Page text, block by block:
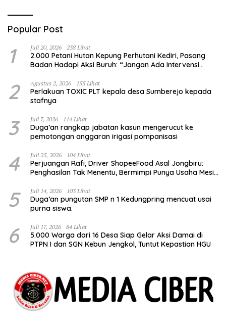
Popular Post
1 Juli 20, 2026 238 Lihat
2.000 Petani Hutan Kepung Perhutani Kediri, Pasang
Badan Hadapi Aksi Buruh: “Jangan Ada Intervensi
2 Agustus 2, 2026 155 Lihat
Perlakuan TOXIC PLT kepala desa Sumberejo kepada
stafnya
3 Juli 7, 2026 114 Lihat
Duga’an rangkap jabatan kasun mengerucut ke
pemotongan anggaran irigasi pompanisasi
4 Juli 25, 2026 104 Lihat
Perjuangan Rafi, Driver ShopeeFood Asal Jongbiru:
Penghasilan Tak Menentu, Bermimpi Punya Usaha Mesin
5 Juli 14, 2026 103 Lihat
Duga’an pungutan SMP n 1 Kedungpring mencuat usai
purna siswa.
6 Juli 17, 2026 84 Lihat
5.000 Warga dari 16 Desa Siap Gelar Aksi Damai di
PTPN I dan SGN Kebun Jengkol, Tuntut Kepastian HGU